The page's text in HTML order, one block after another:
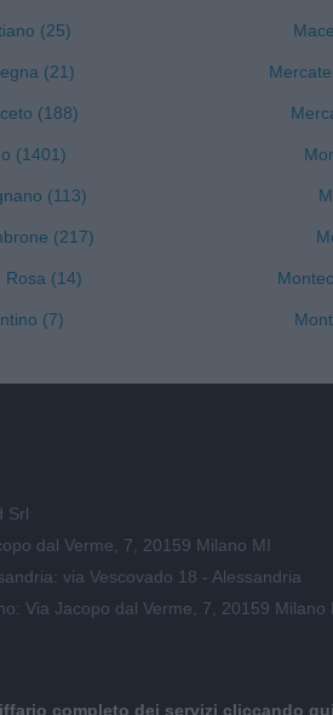
(25)
(21)
(188)
(1401)
(113)
(217)
Rosa (14)
(7)
Srl
dal Verme, 7, 20159 Milano MI
via Vescovado 18 - Alessandria
Via Jacopo dal Verme, 7, 20159 Milano
completo dei servizi cliccando qui